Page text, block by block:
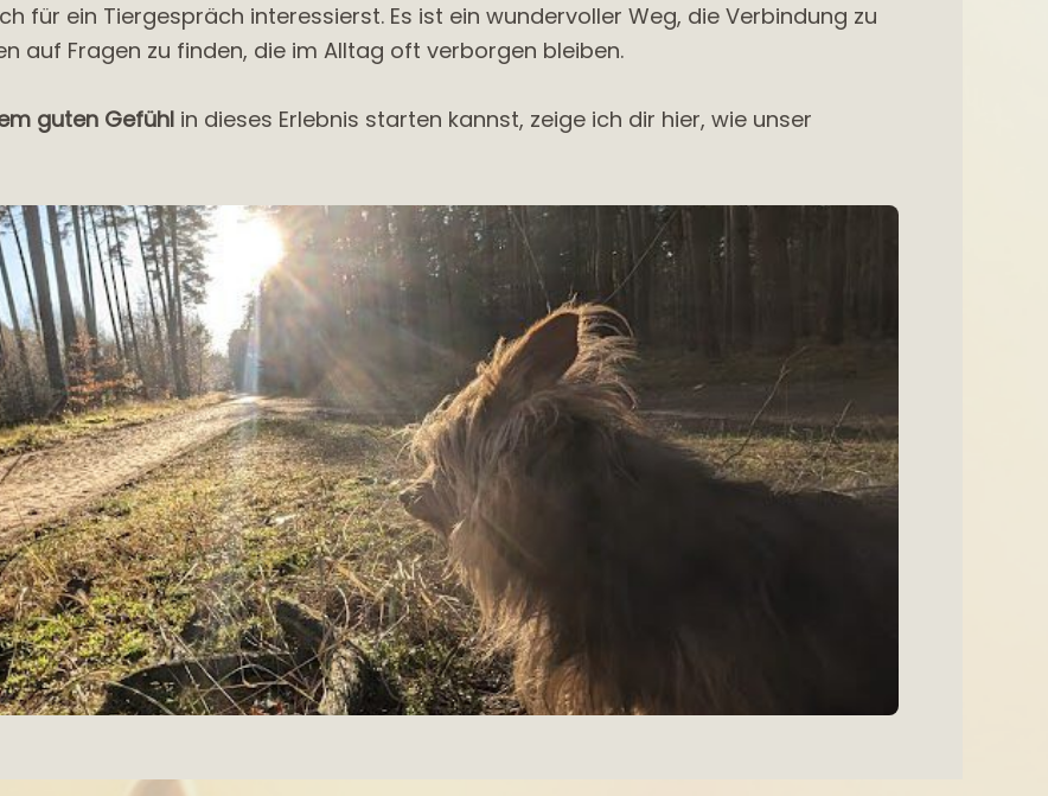
für ein Tiergespräch interessierst. Es ist ein wundervoller Weg, die Verbindung zu
auf Fragen zu finden, die im Alltag oft verborgen bleiben.
guten Gefühl in dieses Erlebnis starten kannst, zeige ich dir hier, wie unser